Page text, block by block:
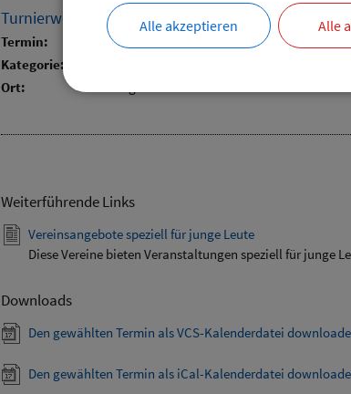
Turnierwochenende 1 SSV Landsham
Termin: 13.06.2024
Kategorie:
Ort:
Weiterführende Links
Vereinsangebote speziell für junge Leute
Diese Vereine bieten Veranstaltungen speziell für junge
Downloads
Den gewählten Termin als VCS-Kalenderdatei
Den gewählten Termin als iCal-Kalenderdatei
Alle akzeptieren Alle